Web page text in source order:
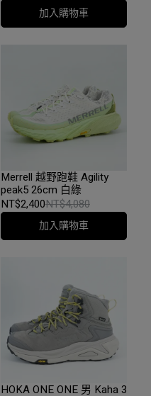
加入購物車
Merrell 越野跑鞋 Agility
peak5 26cm 白綠
NT$2,400NT$4,080
加入購物車
HOKA ONE ONE 男 Kaha 3